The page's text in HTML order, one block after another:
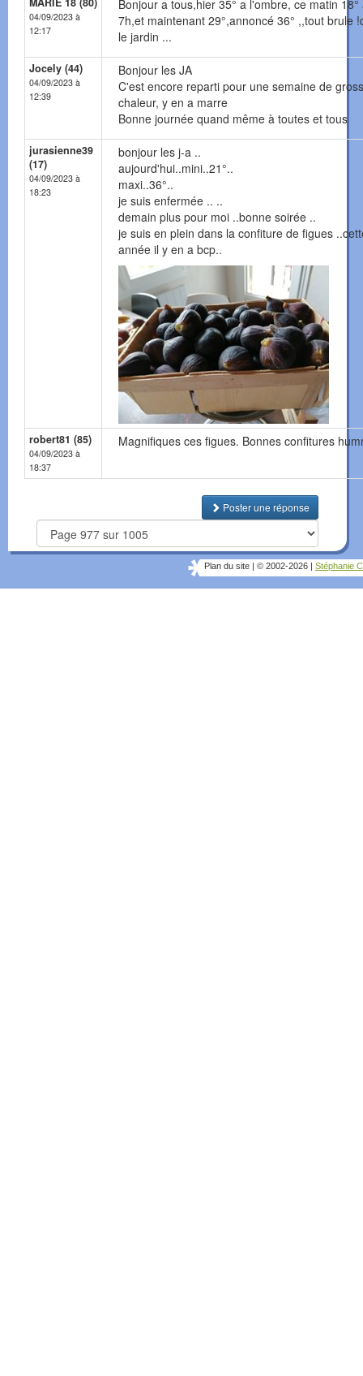
04/09/2023 à
12:17
Bonjour a tous,hier 35° a l'ombre, ce matin 18°
7h,et maintenant 29°,annoncé 36° ,,tout brule
le jardin ...
Jocely (44)
04/09/2023 à
12:39
Bonjour les JA
C'est encore reparti pour une semaine de
chaleur, y en a marre
Bonne journée quand même à toutes et tous
jurasienne39
(17)
04/09/2023 à
18:23
bonjour les j-a ..
aujourd'hui..mini..21°..
maxi..36°..
je suis enfermée .. ..
demain plus pour moi ..bonne soirée ..
je suis en plein dans la confiture de figues
année il y en a bcp..
robert81 (85)
04/09/2023 à
18:37
Magnifiques ces figues. Bonnes confitures
Poster une réponse
Plan du site © 2002-2026 Stéphanie C